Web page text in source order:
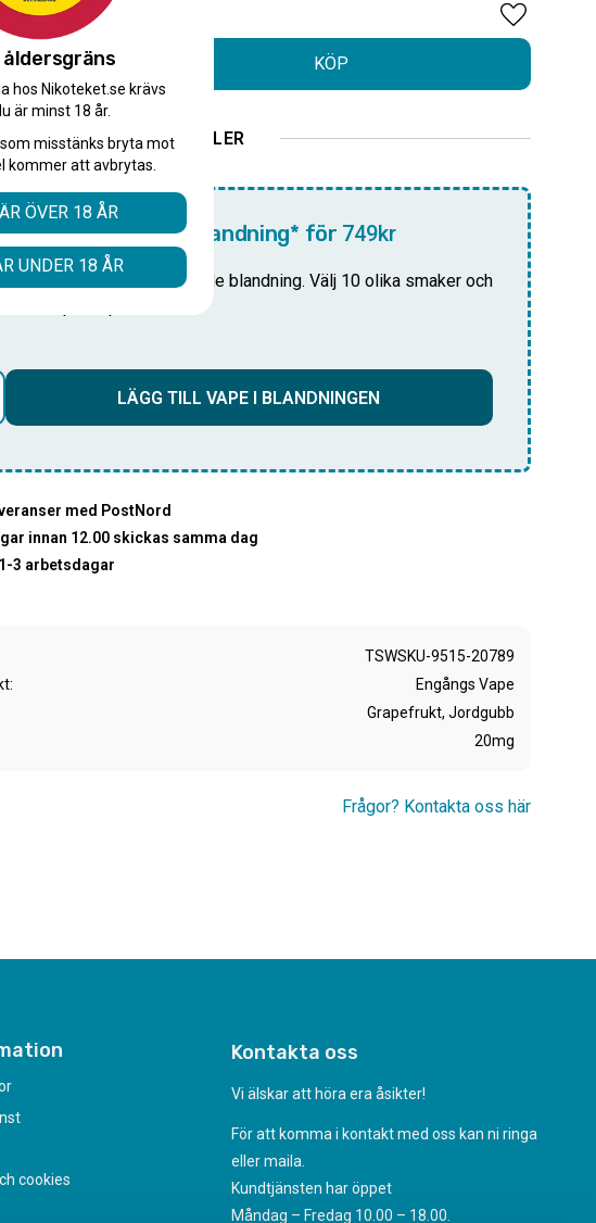
+ KÖP
Lägg till i
ELLER
din egen 10-pack blandning* för 749kr
denna smak i din anpassade blandning. Välj 10 olika smaker och
LÄGG TILL VAPE I BLANDNINGEN
med PostNord
innan 12.00 skickas samma dag
3 arbetsdagar
TSWSKU-9515-20789
Engångs Vape
Grapefrukt, Jordgubb
20mg
Frågor? Kontakta oss här
cookies
Kontakta oss
Vi älskar att höra era åsikter!
För att komma i kontakt med oss kan ni ringa
eller maila.
Kundtjänsten har öppet
Måndag – Fredag 10.00 – 18.00.
åldersgräns
hos Nikoteket.se krävs
är minst 18 år.
misstänks bryta mot
kommer att avbrytas.
ÖVER 18 ÅR
UNDER 18 ÅR